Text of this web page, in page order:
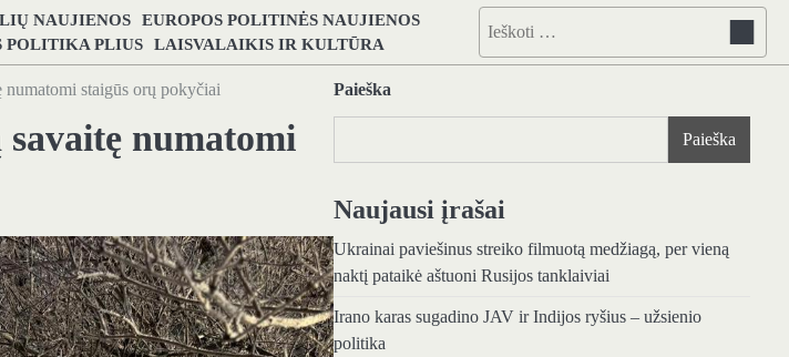
NAUJIENOS EUROPOS POLITINĖS NAUJIENOS
POLITIKA PLIUS LAISVALAIKIS IR KULTŪRA
Ieškoti:
staigūs orų pokyčiai
numatomi
Paieška
Paieška
Naujausi įrašai
Ukrainai paviešinus streiko filmuotą medžiagą, per vieną
naktį pataikė aštuoni Rusijos tanklaiviai
Irano karas sugadino JAV ir Indijos ryšius – užsienio
politika